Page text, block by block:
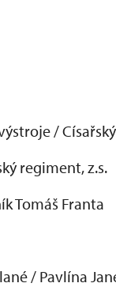
/
regiment, z.s.
Tomáš Franta
/ Pavlína